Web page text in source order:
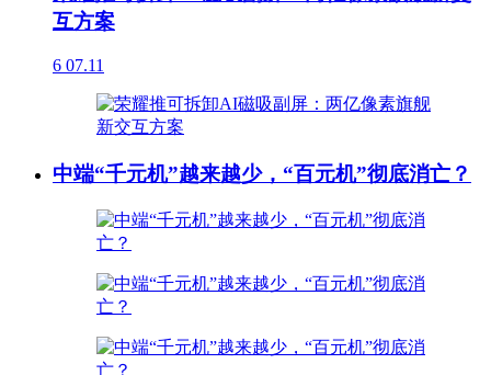
互方案
6 07.11
中端“千元机”越来越少，“百元机”彻底消亡？